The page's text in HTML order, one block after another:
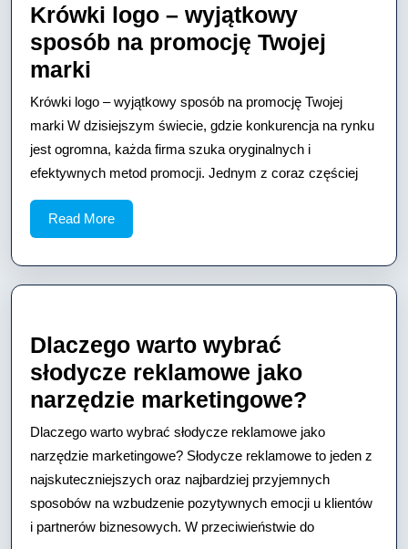
Krówki logo – wyjątkowy
sposób na promocję Twojej
marki
logo
–
wyjątkowy
sposób
na
promocję
Twojej
marki
Krówki logo – wyjątkowy sposób na promocję Twojej
marki W dzisiejszym świecie, gdzie konkurencja na rynku
jest ogromna, każda firma szuka oryginalnych i
efektywnych metod promocji. Jednym z coraz częściej
Read MoreRead
More
Dlaczego warto wybrać
słodycze reklamowe jako
narzędzie marketingowe?
warto
wybrać
słodycze
jako
Dlaczego warto wybrać słodycze reklamowe jako
narzędzie marketingowe? Słodycze reklamowe to jeden z
najskuteczniejszych oraz najbardziej przyjemnych
sposobów na wzbudzenie pozytywnych emocji u klientów
i partnerów biznesowych. W przeciwieństwie do